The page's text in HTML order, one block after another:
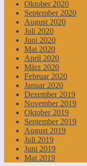
Oktober 2020
September 2020
August 2020
Juli 2020
Juni 2020
Mai 2020
April 2020
März 2020
Februar 2020
Januar 2020
Dezember 2019
November 2019
Oktober 2019
September 2019
August 2019
Juli 2019
Juni 2019
Mai 2019